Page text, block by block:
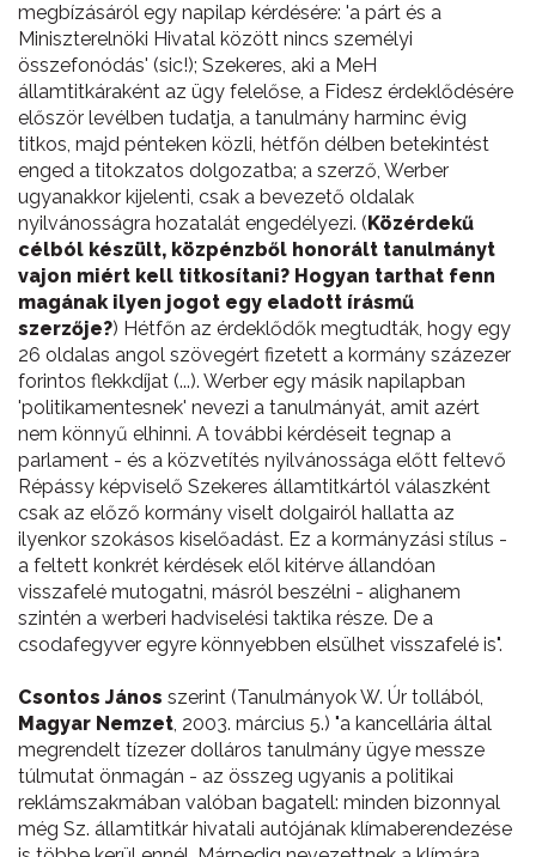
megbízásáról egy napilap kérdésére: 'a párt és a
Miniszterelnöki Hivatal között nincs személyi
összefonódás' (sic!); Szekeres, aki a MeH
államtitkáraként az ügy felelőse, a Fidesz érdeklődésére
először levélben tudatja, a tanulmány harminc évig
titkos, majd pénteken közli, hétfőn délben betekintést
enged a titokzatos dolgozatba; a szerző, Werber
ugyanakkor kijelenti, csak a bevezető oldalak
nyilvánosságra hozatalát engedélyezi. (Közérdekű
célból készült, közpénzből honorált tanulmányt
vajon miért kell titkosítani? Hogyan tarthat fenn
magának ilyen jogot egy eladott írásmű
szerzője?) Hétfőn az érdeklődők megtudták, hogy egy
26 oldalas angol szövegért fizetett a kormány százezer
forintos flekkdíjat (...). Werber egy másik napilapban
'politikamentesnek' nevezi a tanulmányát, amit azért
nem könnyű elhinni. A további kérdéseit tegnap a
parlament - és a közvetítés nyilvánossága előtt feltevő
Répássy képviselő Szekeres államtitkártól válaszként
csak az előző kormány viselt dolgairól hallatta az
ilyenkor szokásos kiselőadást. Ez a kormányzási stílus -
a feltett konkrét kérdések elől kitérve állandóan
visszafelé mutogatni, másról beszélni - alighanem
szintén a werberi hadviselési taktika része. De a
csodafegyver egyre könnyebben elsülhet visszafelé is".
Csontos János szerint (Tanulmányok W. Úr tollából,
Magyar Nemzet, 2003. március 5.) "a kancellária által
megrendelt tízezer dolláros tanulmány ügye messze
túlmutat önmagán - az összeg ugyanis a politikai
reklámszakmában valóban bagatell: minden bizonnyal
még Sz. államtitkár hivatali autójának klímaberendezése